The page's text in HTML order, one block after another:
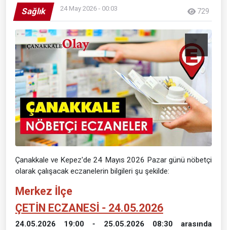
Sağlık 24 May 2026 - 00:03 729
Çanakkale ve Kepez'de 24 Mayıs 2026 Pazar günü nöbetçi
olarak çalışacak eczanelerin bilgileri şu şekilde:
Merkez İlçe
ÇETİN ECZANESİ - 24.05.2026
24.05.2026 19:00 - 25.05.2026 08:30 arasında